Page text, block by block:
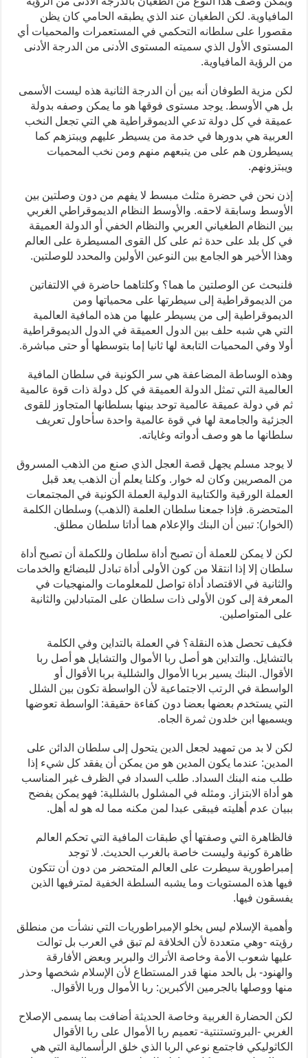
المافياوية. لكن الطغيان عند الذي يطبقه الحامي كان يظن
مقصورا على سلطانه التحكمي في المستعمرات والمحميات أي
المستوى الأول الذي سميته المستوى الأدنى من الدرجة الأدنى
من الرؤية المافياوية.
لكن مزية الطوفان أنه بين أن الدرجة الثانية هذه ليست الأسمى
بل هي الأوسط. يوجد مستوى فوقها هو ما يمكن وصفه بدولة
عميقة في كل دولة تدعي الديموقراطية هي التي تجعل النخب
العربية هي بدورها في خدمة من يسيطر عليهم ويبتزهم كما
يسيطرون هم على من يتبعهم منهم ومن نخب المحميات
ويبتزونهم.
إذن نحن في حضرة مثلث مبسط لا يفهم من دون وصلتين بين
الأوسط وسابقة لاحقه. والأوسط النظام الديموقراطي الغربي
بين النظام الطغياني العربي والنظام الخفي أو الدولة العميقة
في كل بلد على حدة ثم على كل القوى المسيطرة على العالم
وهذا الأخير هو الجامع بين النوعين الأولين والمحدد للوصلتين.
فلنبحث عن الوصلتين ما هما؟ وكلتاهما حاضرة في الالتفاتين
من الديموقراطية إلى سيطرتها على محمياتها ومن
الديموقراطية إلى من يسيطر عليها من هذه المافية العالمية
التي هي شبه حلف بين الدول العميقة في الدول الديموقراطية
أولا وفي المحميات التابعة لها ثانيا إما بتوسطها أو حتى مباشرة.
وهذه الوساطة المضاعفة هي سر الكونية في سلطان المافية
العالمية التي تمثل الدولة العميقة في كل دولة ذات قوة عالمية
ثم في دولة عميقة عالمية توحد بينها بسلطانها المتجاوز للقوى
الجزئية والجامعة لها في قوة عالمية واحدة سأحاول تعريف
سلطانها ما هو وصف أدواته وغاياته.
لا يوجد مسلم يجهل قصة العجل الذي صنع من الذهب المسروق
من المصريين وكان له خوار. وكلنا يعلم أن الذهب يعد قبل
العملة الورقية والكتابية الدولية العملة الكونية في المجتمعات
المتحضرة. فإذا جمعنا سلطان العلمة (الذهب) وسلطان الكلمة
(الخوار): تبين أن البنك والإعلام هما أداتا سلطان مطلق.
لكن لا يمكن للعملة أن تصبح أداة سلطان وللكملة أن تصبح أداة
سلطان إلا إذا انتقلا من كون الأولى أداة تبادل للبضائع والخدمات
والثانية في الاقتصاد أداة تواصل للمعلومات والمنهجيات في
المعرفة إلى كون الأولى ذات سلطان على المتبادلين والثانية
على المتواصلين.
فكيف تحصل هذه النقلة؟ في العملة بالتداين وفي الكلمة
بالتشايل. والتداين هو أصل ربا الأموال والتشايل هو أصل ربا
الأقوال. البنك يسير بربا الأموال والشللية بربا الأقوال أو
الواسطة في الرتب الاجتماعية لأن الواسطة تكون بين الشلل
التي يستخدم بعضها بعضا دون كفاءة حقيقة: الواسطة تعوضها
ويسميها ابن خلدون ثمرة الجاه.
لكن لا بد من تمهيد لجعل الدين يتحول إلى سلطان الدائن على
المدين: عندما يكون المدين هو من يمكن أن يفقد كل شيء إذا
طلب منه البنك السداد. طلب السداد في الظرف غير المناسب
هو أداة الابتزاز. ومثله في المشلول بالشللية: فهو يمكن يفضح
ببيان عدم أهليته فيبقى عبدا لمن مكنه مما له هو له أهل.
فالظاهرة التي وصفتها أي طبقات المافية التي تحكم العالم
ظاهرة كونية وليست خاصة بالغرب الحديث. لا توجد
إمبراطورية سيطرت على العالم المتحضر من دون أن تتكون
فيها هذه المستويات وما يشبه السلطة الخفية لمترفيها الذين
يفسقون فيها.
وأهمية الإسلام ليس بخلو الإمبراطوريات التي نشأت من منطلق
رؤيته -وهي متعددة لأن الخلافة لم تبق في العرب بل توالت
عليها شعوب الأمة وخاصة الأتراك والبربر وبعض الأفارقة
والهنود- بل بالحد منها قدر المستطاع لأن الإسلام شخصها وحذر
منها ووصلها بالجرمين الأكبرين: ربا الأموال وربا الأقوال.
لكن الحضارة الغربية وخاصة الحديثة أضافت بما يسمى الإصلاح
الغربي -البروتستنتية- تعميم ربا الأموال على ربا الأقوال
الكاثوليكي فاجتمع نوعي الربا الذي خلق الرأسمالية التي هي